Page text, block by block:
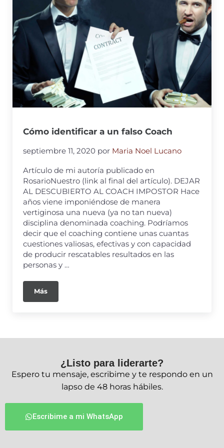
Cómo identificar a un falso Coach
septiembre 11, 2020 por Maria Noel Lucano
Artículo de mi autoría publicado en
RosarioNuestro (link al final del artículo). DEJAR
AL DESCUBIERTO AL COACH IMPOSTOR Hace
años viene imponiéndose de manera
vertiginosa una nueva (ya no tan nueva)
disciplina denominada coaching. Podríamos
decir que el coaching contiene unas cuantas
cuestiones valiosas, efectivas y con capacidad
de producir rescatables resultados en las
personas y …
Más
¿Listo para liderarte?
Espero tu mensaje, escribime y te respondo en un
lapso de 48 horas hábiles.
Escribime a mi WhatsApp